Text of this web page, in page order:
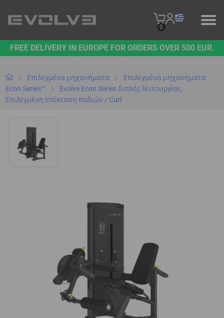
0
ΠΡΟΪΌΝΤΑ
Η ΜΆΡΚΑ ΜΑΣ
ΕΠΙΚΟΙΝΩΝΉΣΤΕ ΜΑΖΊ ΜΑΣ
B2B PLATFORM
FREE DELIVERY IN EUROPE FOR ORDERS OVER 500 EUR.
Επιλεγμένα μηχανήματα
Επιλεγμένα μηχανήματα
Econ Series™
Evolve Econ Series διπλής λειτουργίας
Επιλεγμένη επέκταση ποδιών / Curl